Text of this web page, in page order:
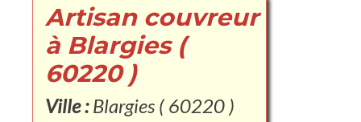
Artisan couvreur
à Blargies (
60220 )
Ville :Blargies ( 60220 )